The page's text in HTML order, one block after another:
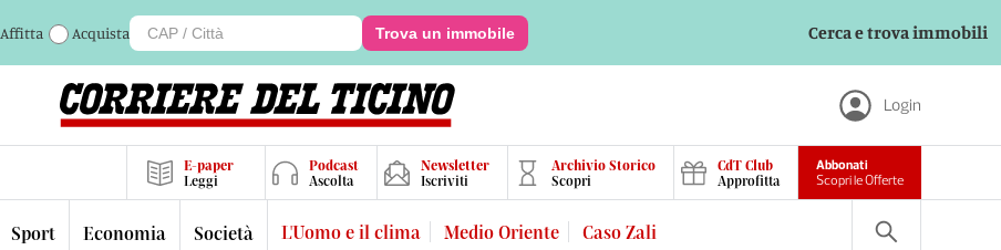
Affitta Acquista Trova un immobile Cerca e trova immobili
Login
E-paper
Leggi
Podcast
Ascolta
Newsletter
Iscriviti
Archivio Storico
Scopri
CdT Club
Approfitta
Abbonati
Scopri le Offerte
Sport Economia Società L'Uomo e il clima Medio Oriente Caso Zali